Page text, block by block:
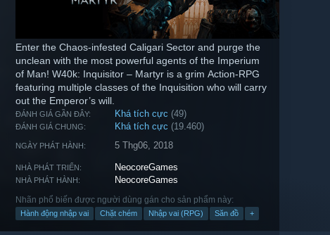
Enter the Chaos-infested Caligari Sector and purge the
unclean with the most powerful agents of the Imperium
of Man! W40k: Inquisitor – Martyr is a grim Action-RPG
featuring multiple classes of the Inquisition who will carry
out the Emperor’s will.
ĐÁNH GIÁ GẦN ĐÂY: Khá tích cực (49)
ĐÁNH GIÁ CHUNG: Khá tích cực (19.460)
NGÀY PHÁT HÀNH: 5 Thg06, 2018
NHÀ PHÁT TRIỂN: NeocoreGames
NHÀ PHÁT HÀNH: NeocoreGames
Nhãn phổ biến được người dùng gán cho sản phẩm này:
Hành động nhập vai Chặt chém Nhập vai (RPG) Săn đồ +